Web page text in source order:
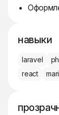
навыки
laravel
react